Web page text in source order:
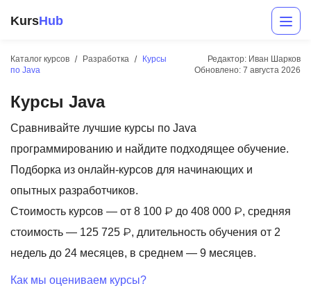
KursHub
Каталог курсов Разработка
Курсы
по Java
Редактор: Иван Шарков
Обновлено: 7 августа 2026
Курсы Java
Сравнивайте лучшие курсы по Java
программированию и найдите подходящее обучение.
Подборка из онлайн-курсов для начинающих и
опытных разработчиков.
Стоимость курсов — от 8 100 ₽ до 408 000 ₽, средняя
стоимость — 125 725 ₽, длительность обучения от 2
недель до 24 месяцев, в среднем — 9 месяцев.
Как мы оцениваем курсы?
Разработка
Маркетинг
Аналитика